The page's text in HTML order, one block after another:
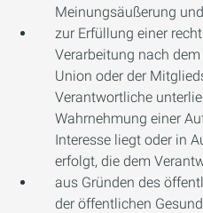
Meinungsäußerung
zur Erfüllung einer
Verarbeitung nach
Union oder der
Verantwortliche
Wahrnehmung einer
Interesse liegt oder in
erfolgt, die dem
aus Gründen des
der öffentlichen